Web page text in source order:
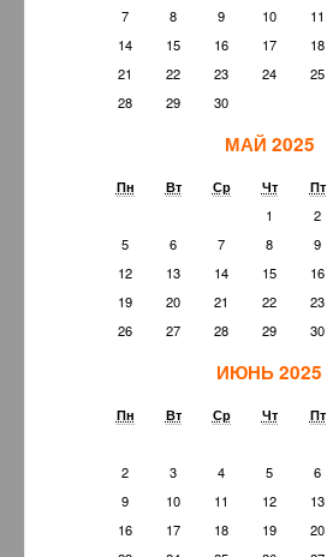
7
8 9 10 11
14
15 16 17 18
21
22 23 24 25
28
29 30
МАЙ 2025
Пн Вт Ср Чт Пт
1
2
5
6 7 8 9
12
13 14 15 16
19
20 21 22 23
26
27 28 29 30
ИЮНЬ 2025
Пн Вт Ср Чт Пт
2
3 4 5 6
9
10 11 12 13
16
17 18 19 20